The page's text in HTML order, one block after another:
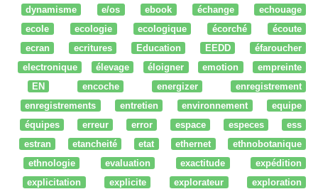
dynamisme
e/os ebook échange
echouage
ecole
ecologie ecologique écorché
écoute
ecran
ecritures Education EEDD
éfaroucher
electronique
élevage éloigner emotion
empreinte
EN
encoche energizer
enregistrement
enregistrements
entretien environnement
equipe
équipes
erreur error espace especes
ess
estran
etancheité etat ethernet
ethnobotanique
ethnologie
evaluation exactitude
expédition
explicitation
explicite explorateur
exploration